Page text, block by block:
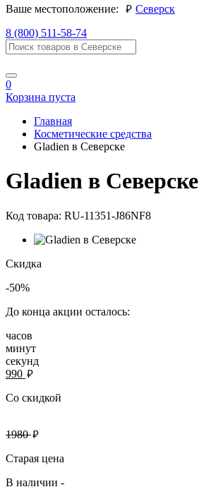
Ваше местоположение:
руб. Северск
8 (800) 511-58-74
0
Корзина пуста
Главная
Косметические средства
Gladien в Северске
Gladien в Северске
Код товара: RU-11351-J86NF8
Скидка
-50%
До конца акции осталось:
часов
минут
секунд
990 руб.
Со скидкой
1980руб.
Старая цена
В наличии -